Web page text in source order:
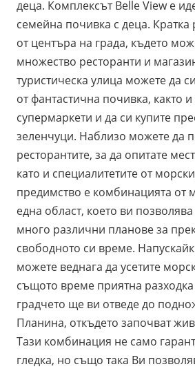
деца. Комплексът Belle View е
семейна почивка с деца. Кратка
от центъра на града, където
множество ресторанти и
туристическа улица можете да
от фантастична почивка, както
супермаркети и да си купите
зеленчуци. Наблизо можете да
ресторантите, за да опитате
като и специалитетите от
предимство е комбинацията от
една област, което ви
много различни планове за
свободното си време.
можете веднага да усетите
същото време приятна
градчето ще ви отведе до
Планина, откъдето започват
Тази комбинация не само
гледка, но също така Ви